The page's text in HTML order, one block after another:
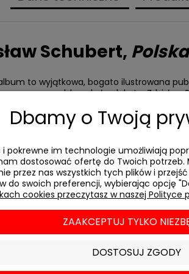
Schubert,
to wyjątkowa, bogato ilustrowana
polską szkołą plakatu.
polskiej szkoły plakatu oraz ich
poświęcali uwagę, lecz także
niego nieścisłości. Malarska
metaforyka, osobiste
przez wielbicieli sztuki graficznej
Dbamy o Twoją
i pokrewne im technologie umożliwiają
dostosować ofertę do Twoich potrzeb.
przez nas wszystkich tych plików i
do swoich preferencji, wybierając opcję
cookies przeczytasz w naszej Polityce
ZAAKCEPTUJ TYLKO
DOSTOSUJ ZGODY